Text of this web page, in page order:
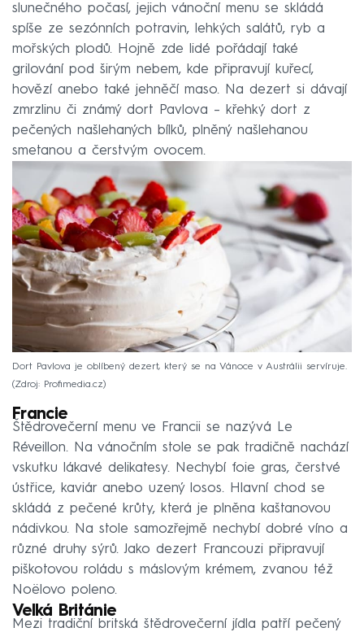
slunečného počasí, jejich vánoční menu se skládá
spíše ze sezónních potravin, lehkých salátů, ryb a
mořských plodů. Hojně zde lidé pořádají také
grilování pod širým nebem, kde připravují kuřecí,
hovězí anebo také jehněčí maso. Na dezert si dávají
zmrzlinu či známý dort Pavlova – křehký dort z
pečených našlehaných bílků, plněný našlehanou
smetanou a čerstvým ovocem.
Dort Pavlova je oblíbený dezert, který se na Vánoce v Austrálii servíruje.
Zdroj: Profimedia.cz
Francie
Štědrovečerní menu ve Francii se nazývá Le
Réveillon. Na vánočním stole se pak tradičně nachází
vskutku lákavé delikatesy. Nechybí foie gras, čerstvé
ústřice, kaviár anebo uzený losos. Hlavní chod se
skládá z pečené krůty, která je plněna kaštanovou
nádivkou. Na stole samozřejmě nechybí dobré víno a
různé druhy sýrů. Jako dezert Francouzi připravují
piškotovou roládu s máslovým krémem, zvanou též
Noëlovo poleno.
Velká Británie
Mezi tradiční britská štědrovečerní jídla patří pečený